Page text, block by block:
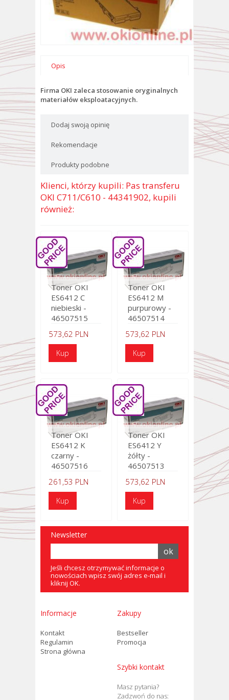
Opis
Firma OKI zaleca stosowanie oryginalnych
materiałów eksploatacyjnych.
Dodaj swoją opinię
Rekomendacje
Produkty podobne
Klienci, którzy kupili: Pas transferu
OKI C711/C610 - 44341902, kupili
również:
Toner OKI
ES6412 C
niebieski -
46507515
573,62 PLN
Toner OKI
ES6412 M
purpurowy -
46507514
573,62 PLN
Toner OKI
ES6412 K
czarny -
46507516
261,53 PLN
Toner OKI
ES6412 Y
żółty -
46507513
573,62 PLN
Newsletter
Jeśli chcesz otrzymywać informacje o
nowościach wpisz swój adres e-mail i
kliknij OK.
Informacje
Kontakt
Regulamin
Strona główna
Zakupy
Bestseller
Promocja
Szybki kontakt
Masz pytania?
Zadzwoń do nas: